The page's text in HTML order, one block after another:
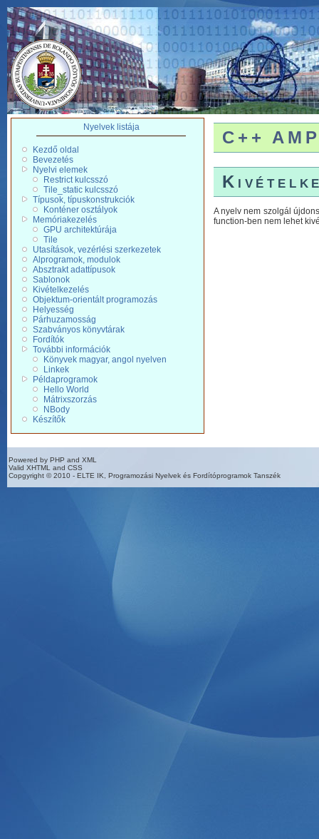
Nyelvek listája
Kezdő oldal
Bevezetés
Nyelvi elemek
Restrict kulcsszó
Tile_static kulcsszó
Típusok, típuskonstrukciók
Konténer osztályok
Memóriakezelés
GPU architektúrája
Tile
Utasítások, vezérlési szerkezetek
Alprogramok, modulok
Absztrakt adattípusok
Sablonok
Kivételkezelés
Objektum-orientált programozás
Helyesség
Párhuzamosság
Szabványos könyvtárak
Fordítók
További információk
Könyvek magyar, angol nyelven
Linkek
Példaprogramok
Hello World
Mátrixszorzás
NBody
Készítők
C++
A nyelv nem szolgál
function-ben nem lehet
Powered by PHP and XML
Valid XHTML and CSS
Copgyright © 2010 - ELTE IK, Programozási Nyelvek és Fordítóprogramok Tanszék